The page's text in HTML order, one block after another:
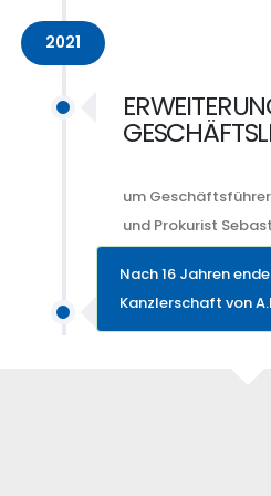
2021
um
und Prokurist
Nach 16 Jahren
Kanzlerschaft von